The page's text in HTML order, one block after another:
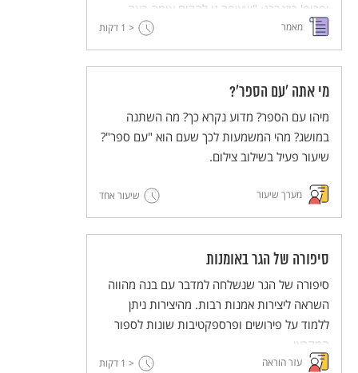
ופרופ' רוזנברג: "שאיפה זו להקים אומה באה
דווקא מתוך מגמה אוניברסלית שמקורה במידת
החסד אשר אפיינה את עולמו של אברהם אבינו,
חסד שלא הצטמצם בהכנסת אורחים בלבד או
בתחנונים על גורלם של אנשי סדום, אלא חסד
שמגמתו להיטיב עם האנושות כולה."
מאמר < 1 דקות
מי אתה 'עם הספר'?
מיהו עם הספר? מדוע נקרא כך? מה השתנה
במושג? מהי המשמעות לכך שעם הוא "עם ספר"?
שיעור פעיל בשילוב צילום.
מערך שיעור שיעור אחד
סיפורה של הגר באומנות
סיפורה של הגר שנשלחה למדבר עם בנה מהווה
השראה ליצירות אמנות רבות. מהיצירות ניתן
ללמוד על פירושים ופרספקטיבות שונות לספור
המקראי.
עזר הוראה < 1 דקות